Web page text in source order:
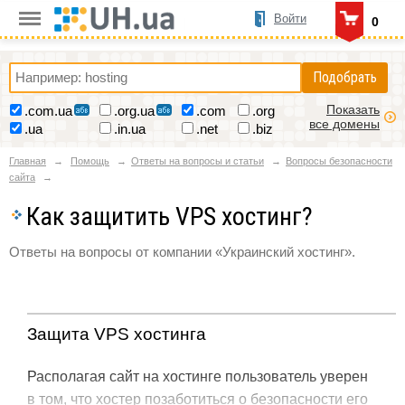
0
Войти
Подобрать
.com.ua .org.ua .com
.org
.ua
.in.ua .net .biz
Показать
все домены
Главная Помощь Ответы на вопросы и статьи
Вопросы безопасности
сайта
Как защитить VPS хостинг?
Ответы на вопросы от компании «Украинский хостинг».
Защита VPS хостинга
Располагая сайт на хостинге пользователь уверен
в том, что хостер позаботиться о безопасности его